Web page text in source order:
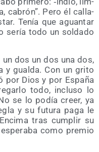
cabrón”. Pero él calla­
Tenía que aguan­tar
sería todo un sol­da­do
dos un dos una dos,
y gual­da. Con un gri­to
por Dios y por Espa­ña
todo, inclu­so lo
se lo podía creer, ya
y su futu­ra paga le
tras cum­plir su
como pre­mio